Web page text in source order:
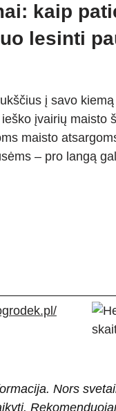
kaip
lesinti
į savo
įvairių maisto
maisto
– pro langą
Nors